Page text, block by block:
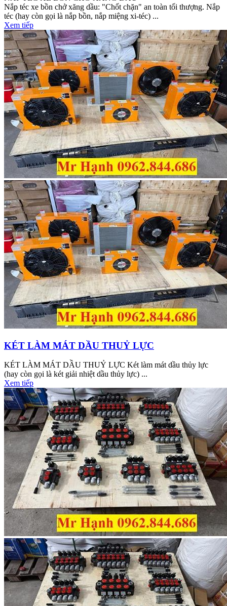
Nắp téc xe bồn chở xăng dầu: "Chốt chặn" an toàn tối thượng. Nắp
téc (hay còn gọi là nắp bồn, nắp miệng xi-téc) ...
Xem tiếp
KÉT LÀM MÁT DẦU THUỶ LỰC
KÉT LÀM MÁT DẦU THUỶ LỰC Két làm mát dầu thủy lực
(hay còn gọi là két giải nhiệt dầu thủy lực) ...
Xem tiếp